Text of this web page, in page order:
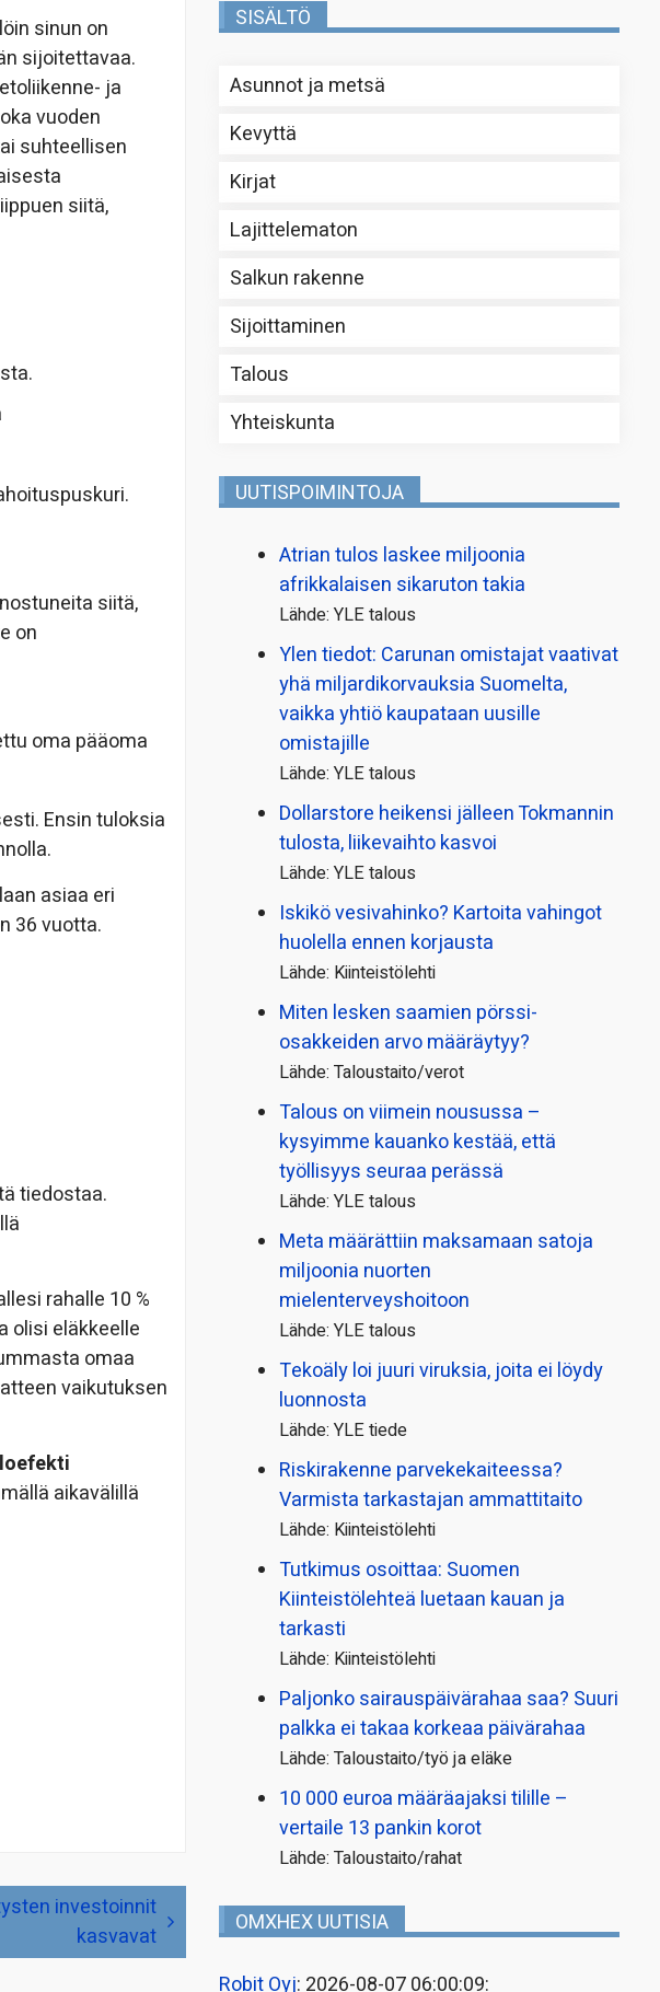
sinun on
sijoitettavaa.
ja
vuoden
suhteellisen
siitä,
siitä,
on
oma pääoma
Ensin tuloksia
asiaa eri
36 vuotta.
tiedostaa.
rahalle 10 %
olisi eläkkeelle
omaa
vaikutuksen
aikavälillä
investoinnit
kasvavat
SISÄLTÖ
Asunnot ja metsä
Kevyttä
Kirjat
Lajittelematon
Salkun rakenne
Sijoittaminen
Talous
Yhteiskunta
UUTISPOIMINTOJA
Atrian tulos laskee miljoonia
afrikkalaisen sikaruton takia
Lähde: YLE talous
Ylen tiedot: Carunan omistajat vaativat
yhä miljardi­korvauksia Suomelta,
vaikka yhtiö kaupataan uusille
omistajille
Lähde: YLE talous
Dollarstore heikensi jälleen Tokmannin
tulosta, liikevaihto kasvoi
Lähde: YLE talous
Iskikö vesivahinko? Kartoita vahingot
huolella ennen korjausta
Lähde: Kiinteistölehti
Miten lesken saamien pörssi­
osakkeiden arvo määräytyy?
Lähde: Taloustaito/verot
Talous on viimein nousussa –
kysyimme kauanko kestää, että
työllisyys seuraa perässä
Lähde: YLE talous
Meta määrättiin maksamaan satoja
miljoonia nuorten
mielenterveyshoitoon
Lähde: YLE talous
Tekoäly loi juuri viruksia, joita ei löydy
luonnosta
Lähde: YLE tiede
Riskirakenne parvekekaiteessa?
Varmista tarkastajan ammattitaito
Lähde: Kiinteistölehti
Tutkimus osoittaa: Suomen
Kiinteistölehteä luetaan kauan ja
tarkasti
Lähde: Kiinteistölehti
Paljonko sairauspäivä­rahaa saa? Suuri
palkka ei takaa korkeaa päivärahaa
Lähde: Taloustaito/työ ja eläke
10 000 euroa määräajaksi tilille –
vertaile 13 pankin korot
Lähde: Taloustaito/rahat
OMXHEX UUTISIA
Robit Oyj: 2026-08-07 06:00:09: